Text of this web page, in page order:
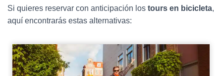
Si quieres reservar con anticipación los tours en bicicleta,
aquí encontrarás estas alternativas: